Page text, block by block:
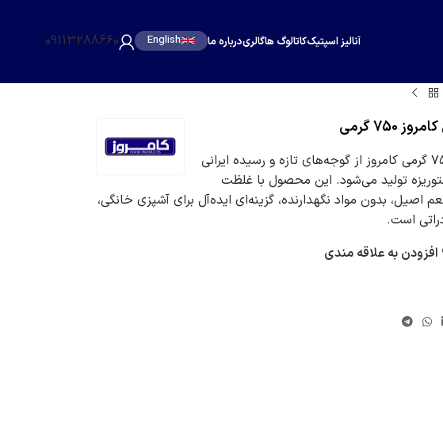
آنالیز اسپتیککاتالوگ هاگالریدرباره ما English
09113288660
گرمی
کنسرو رب گوجه فرنگی ۷۵۰ گرمی کامروز از گوجه‌های تازه و رسیده ایرانی
تولید می‌شود. این محصول با غلظت
بدون مواد نگهدارنده، گزینه‌ای ایده‌آل برای آشپزی خانگی،
است.
افزودن به علاقه مندی